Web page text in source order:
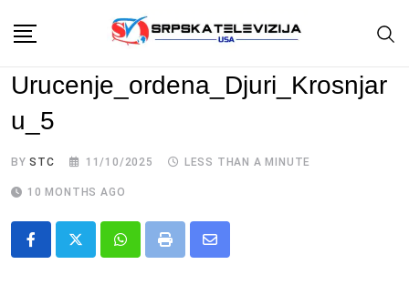
content
Urucenje_ordena_Djuri_Krosnjar
u_5
BYSTC 11/10/2025 LESS THAN A MINUTE
10 MONTHS AGO
Whatsapp
Print
Share